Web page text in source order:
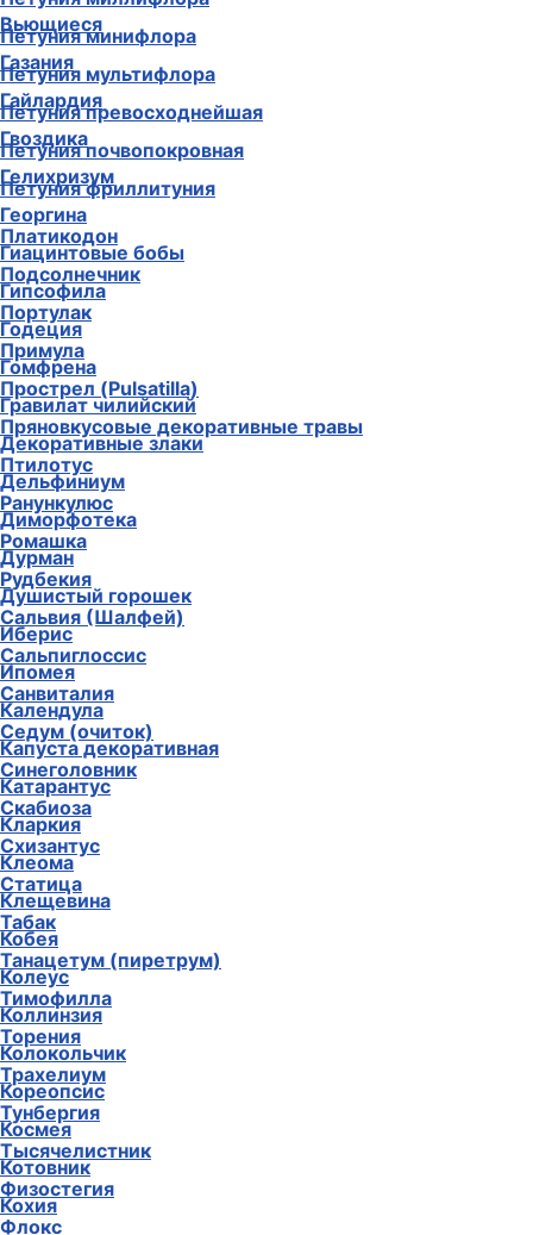
Петуния минифлора
Петуния мультифлора
Петуния превосходнейшая
Петуния почвопокровная
Петуния фриллитуния
Платикодон
Подсолнечник
Портулак
Примула
Прострел (Pulsatilla)
Пряновкусовые декоративные травы
Птилотус
Ранункулюс
Ромашка
Рудбекия
Сальвия (Шалфей)
Сальпиглоссис
Санвиталия
Седум (очиток)
Синеголовник
Скабиоза
Схизантус
Статица
Табак
Танацетум (пиретрум)
Тимофилла
Торения
Трахелиум
Тунбергия
Тысячелистник
Физостегия
Флокс
Вьющиеся
Газания
Гайлардия
Гвоздика
Гелихризум
Георгина
Гиацинтовые бобы
Гипсофила
Годеция
Гомфрена
Гравилат чилийский
Декоративные злаки
Дельфиниум
Диморфотека
Дурман
Душистый горошек
Иберис
Ипомея
Календула
Капуста декоративная
Катарантус
Кларкия
Клеома
Клещевина
Кобея
Колеус
Коллинзия
Колокольчик
Кореопсис
Космея
Котовник
Кохия